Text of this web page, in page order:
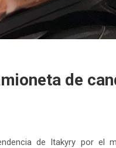
de
de Itakyry por el